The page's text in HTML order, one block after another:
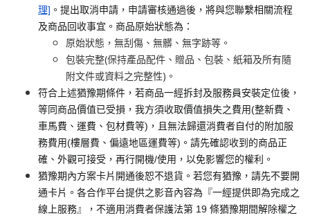
理] 。提出取消申請，申請審核通過後，將與您聯繫相關流程
及商品回收事宜。商品原始狀態為：
原始狀態，無刮傷、無髒、無字跡等。
包裝完整(保持產品配件、贈品、包裝、紙箱及所有隨
附文件或資料之完整性)。
符合上述猶豫期條件，若商品一經拆封及服務員安裝定位後，
等同商品價值已受損，我方須收取價值損失之費用(整新費、
車馬費、運費、包材費等)，且無法歸還消費者自付的附加服
務費用(樓層費、偏遠地區運費等)。請先確認收到的商品正
確、外觀可接受，再行開機/使用，以免影響您的權利。
猶豫期內方案卡片開通後恕不退貨。若您有猶豫，請先不要開
通卡片。各合作平台提供之影音內容為『一經提供即為完成之
線上服務』，不適用消費者保護法第 19 條猶豫期間解除權之